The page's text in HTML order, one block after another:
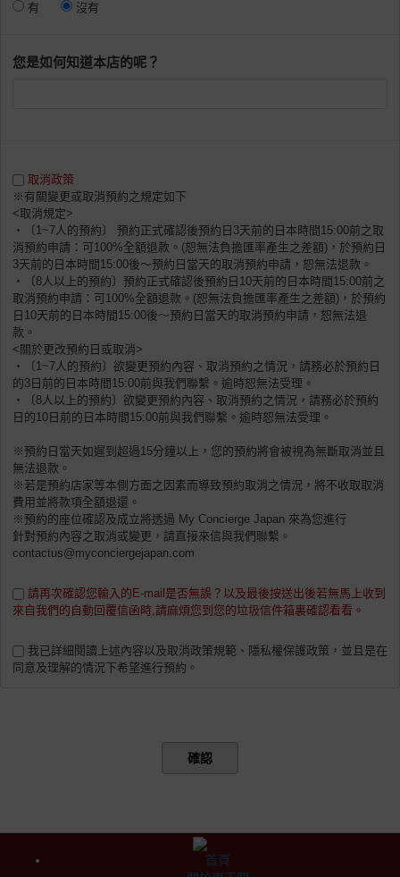
有 沒有
您是如何知道本店的呢？
取消政策
※有關變更或取消預約之規定如下
<取消規定>
・〔1~7人的預約〕 預約正式確認後預約日3天前的日本時間15:00前之取
消預約申請：可100%全額退款。(恕無法負擔匯率產生之差額)，於預約日
3天前的日本時間15:00後〜預約日當天的取消預約申請，恕無法退款。
・〔8人以上的預約〕預約正式確認後預約日10天前的日本時間15:00前之
取消預約申請：可100%全額退款。(恕無法負擔匯率產生之差額)，於預約
日10天前的日本時間15:00後〜預約日當天的取消預約申請，恕無法退
款。
<關於更改預約日或取消>
・〔1~7人的預約〕欲變更預約內容、取消預約之情況，請務必於預約日
的3日前的日本時間15:00前與我們聯繫。逾時恕無法受理。
・〔8人以上的預約〕欲變更預約內容、取消預約之情況，請務必於預約
日的10日前的日本時間15:00前與我們聯繫。逾時恕無法受理。
※預約日當天如遲到超過15分鐘以上，您的預約將會被視為無斷取消並且
無法退款。
※若是預約店家等本側方面之因素而導致預約取消之情況，將不收取取消
費用並將款項全額退還。
※預約的座位確認及成立將透過 My Concierge Japan 來為您進行
針對預約內容之取消或變更，請直接來信與我們聯繫。
contactus@myconciergejapan.com
請再次確認您輸入的E-mail是否無誤？以及最後按送出後若無馬上收到
來自我們的自動回覆信函時,請麻煩您到您的垃圾信件箱裏確認看看。
我已詳細閱讀上述內容以及取消政策規範、隱私權保護政策，並且是在
同意及理解的情況下希望進行預約。
確認
首頁